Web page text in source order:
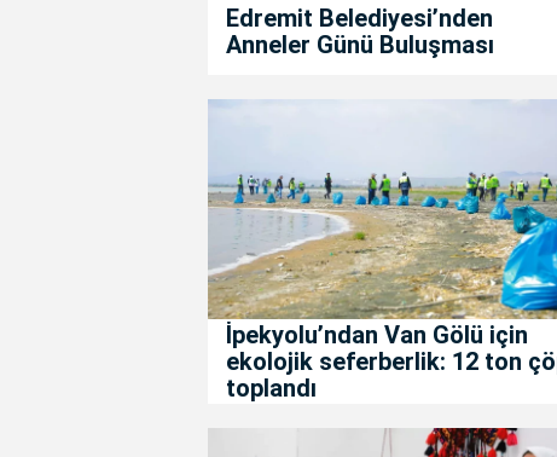
Edremit Belediyesi’nden
Anneler Günü Buluşması
İpekyolu’ndan Van Gölü için
ekolojik seferberlik: 12 ton
toplandı